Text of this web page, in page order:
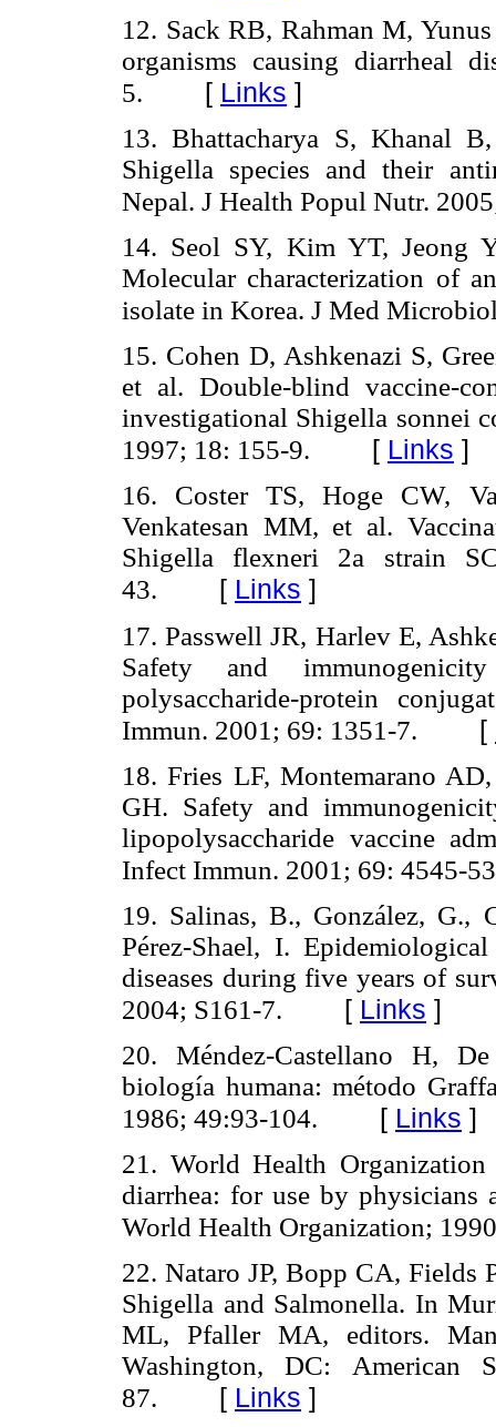
12. Sack RB, Rahman M,
organisms causing diarrheal
5. [ Links ]
13. Bhattacharya S, Khanal
Shigella species and their
Nepal. J Health Popul Nutr.
14. Seol SY, Kim YT, Jeong
Molecular characterization of
isolate in Korea. J Med
15. Cohen D, Ashkenazi S,
et al. Double-blind vaccine-
investigational Shigella sonnei
1997; 18: 155-9. [ Links ]
16. Coster TS, Hoge CW,
Venkatesan MM, et al.
Shigella flexneri 2a strain
43. [ Links ]
17. Passwell JR, Harlev E,
Safety and
polysaccharide-protein
Immun. 2001; 69: 1351-7. [
18. Fries LF, Montemarano
GH. Safety and
lipopolysaccharide vaccine
Infect Immun. 2001; 69: 4545-
19. Salinas, B., González, G.,
Pérez-Shael, I.
diseases during five years of
2004; S161-7. [ Links ]
20. Méndez-Castellano H,
biología humana: método
1986; 49:93-104. [ Links ]
21. World Health
diarrhea: for use by physicians
World Health Organization;
22. Nataro JP, Bopp CA, Fields
Shigella and Salmonella. In
ML, Pfaller MA, editors.
Washington, DC: American
87. [ Links ]